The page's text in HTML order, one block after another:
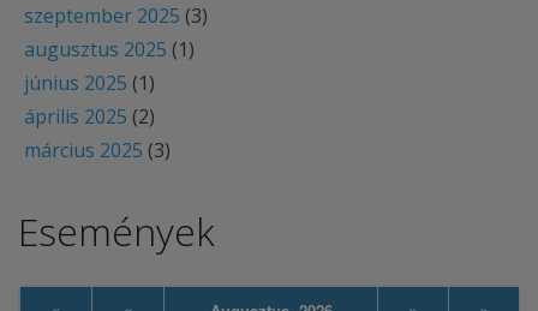
szeptember 2025 (3)
augusztus 2025 (1)
június 2025 (1)
április 2025 (2)
március 2025 (3)
Események